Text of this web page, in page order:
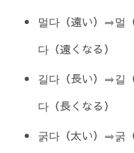
멀다（遠い）⇒멀
다（遠くなる）
길다（長い）⇒길
다（長くなる）
굵다（太い）⇒굵